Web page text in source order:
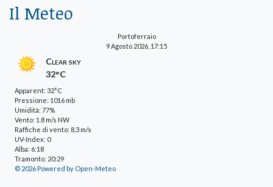
Il Meteo
Portoferraio
9 Agosto 2026, 17:15
Clear sky
32°C
Apparent: 32°C
Pressione: 1016 mb
Umidità: 77%
Vento: 1.8 m/s NW
Raffiche di vento: 8.3 m/s
UV-Index: 0
Alba: 6:18
Tramonto: 20:29
© 2026 Powered by Open-Meteo